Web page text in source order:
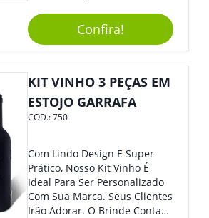
Elástico Permite Maior
Segurança Ao Carregá-Lo.
Ofereça A Seus Clientes E
Colaboradores, Sem Dúvidas
Eles Irão Adorar.
Confira!
KIT VINHO 3 PEÇAS EM
ESTOJO GARRAFA
COD.:750
Com Lindo Design E Super
Prático, Nosso Kit Vinho É
Ideal Para Ser Personalizado
Com Sua Marca. Seus Clientes
Irão Adorar. O Brinde Conta